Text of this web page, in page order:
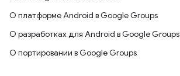
О платформе Android в Google Groups
О разработках для Android в Google Groups
О портировании в Google Groups